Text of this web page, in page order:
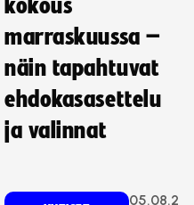
kokous
marraskuussa –
näin tapahtuvat
ehdokasasettelu
ja valinnat
05.08.2